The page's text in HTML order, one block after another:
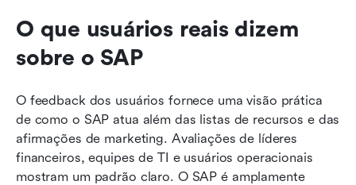
O que usuários reais dizem
sobre o SAP
O feedback dos usuários fornece uma visão prática
de como o SAP atua além das listas de recursos e das
afirmações de marketing. Avaliações de líderes
financeiros, equipes de TI e usuários operacionais
mostram um padrão claro. O SAP é amplamente